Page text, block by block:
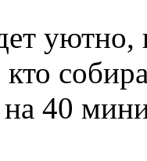
40